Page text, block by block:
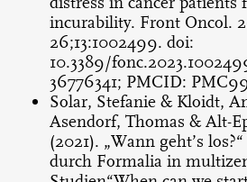
incurability. Front Oncol.
26;13:1002499. doi:
10.3389/
36776341; PMCID:
Solar, Stefanie & Kloidt,
Asendorf, Thomas & Alt-
(2021). „Wann geht’s
durch Formalia in